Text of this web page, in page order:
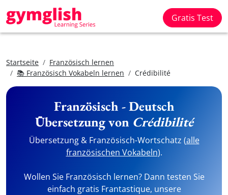
Gratis Test
Startseite
Französisch lernen
📚 Französisch Vokabeln lernen
Crédibilité
Französisch - Deutsch
Übersetzung von Crédibilité
Übersetzung & Französisch-Wortschatz (alle
französischen Vokabeln).
Wollen Sie Französisch lernen? Dann testen Sie
einfach gratis Frantastique, unsere